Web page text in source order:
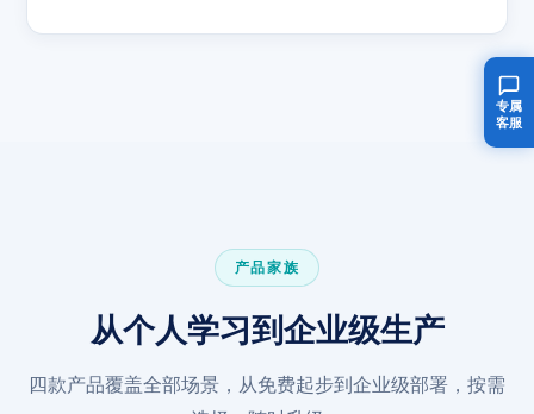
产品家族
从个人学习到企业级生产
四款产品覆盖全部场景，从免费起步到企业级部署，按需
专属
客服